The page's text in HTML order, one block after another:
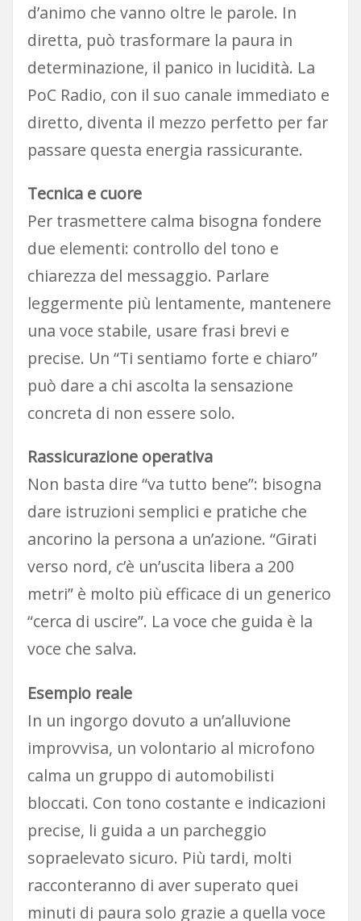
d’animo che vanno oltre le parole. In
diretta, può trasformare la paura in
determinazione, il panico in lucidità. La
PoC Radio, con il suo canale immediato e
diretto, diventa il mezzo perfetto per far
passare questa energia rassicurante.
Tecnica e cuore
Per trasmettere calma bisogna fondere
due elementi: controllo del tono e
chiarezza del messaggio. Parlare
leggermente più lentamente, mantenere
una voce stabile, usare frasi brevi e
precise. Un “Ti sentiamo forte e chiaro”
può dare a chi ascolta la sensazione
concreta di non essere solo.
Rassicurazione operativa
Non basta dire “va tutto bene”: bisogna
dare istruzioni semplici e pratiche che
ancorino la persona a un’azione. “Girati
verso nord, c’è un’uscita libera a 200
metri” è molto più efficace di un generico
“cerca di uscire”. La voce che guida è la
voce che salva.
Esempio reale
In un ingorgo dovuto a un’alluvione
improvvisa, un volontario al microfono
calma un gruppo di automobilisti
bloccati. Con tono costante e indicazioni
precise, li guida a un parcheggio
sopraelevato sicuro. Più tardi, molti
racconteranno di aver superato quei
minuti di paura solo grazie a quella voce